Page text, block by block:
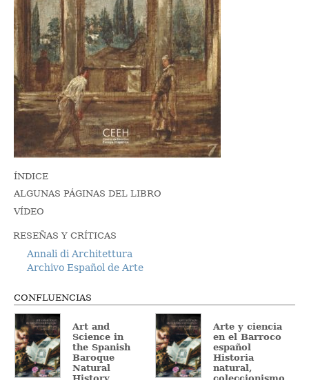
ÍNDICE
ALGUNAS PÁGINAS DEL LIBRO
VÍDEO
RESEÑAS Y CRÍTICAS
Annali di Architettura
Archivo Español de Arte
CONFLUENCIAS
Art and
Science in
the Spanish
Baroque
Natural
Arte y ciencia
en el Barroco
español
Historia
natural,